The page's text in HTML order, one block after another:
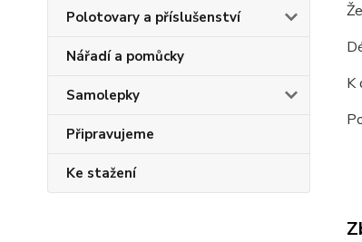
Polotovary a příslušenství
Nářadí a pomůcky
Samolepky
Připravujeme
Ke stažení
K